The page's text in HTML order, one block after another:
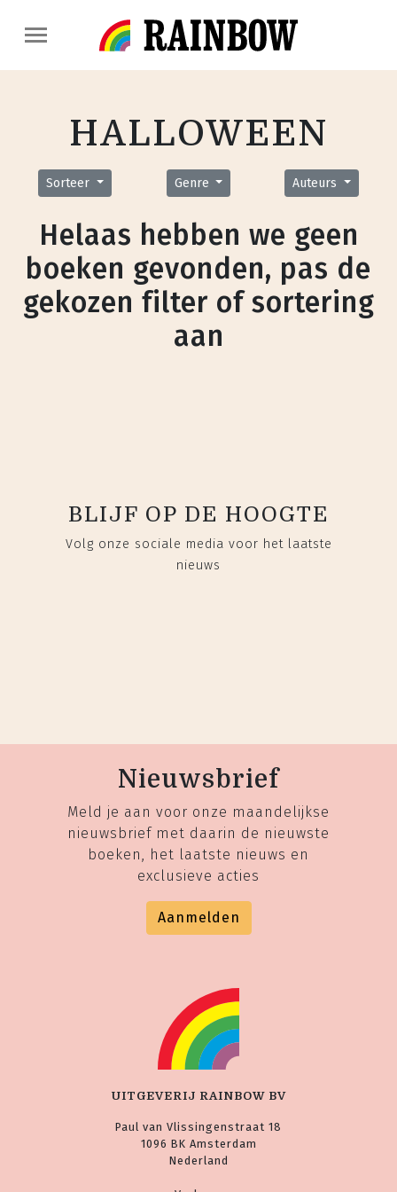
HALLOWEEN
Sorteer Genre Auteurs
Helaas hebben we geen
boeken gevonden, pas de
gekozen filter of sortering
aan
BLIJF OP DE HOOGTE
Volg onze sociale media voor het laatste
nieuws
Nieuwsbrief
Meld je aan voor onze maandelijkse
nieuwsbrief met daarin de nieuwste
boeken, het laatste nieuws en
exclusieve acties
Aanmelden
UITGEVERIJ RAINBOW BV
Paul van Vlissingenstraat 18
1096 BK Amsterdam
Nederland